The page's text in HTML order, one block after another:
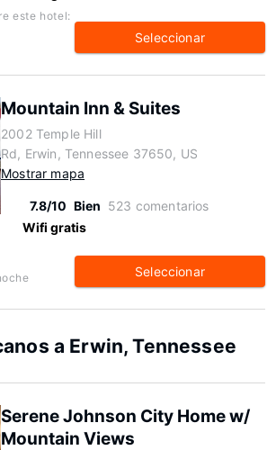
este hotel:
Seleccionar
Mountain Inn & Suites
2002 Temple Hill
Rd, Erwin, Tennessee 37650, US
Mostrar mapa
7.8/10 Bien 523 comentarios
Wifi gratis
Seleccionar
a Erwin, Tennessee
Serene Johnson City Home w/
Mountain Views